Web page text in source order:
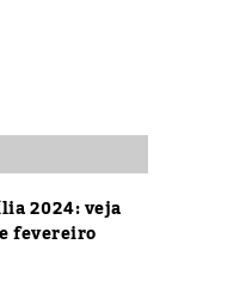
2024: veja
fevereiro